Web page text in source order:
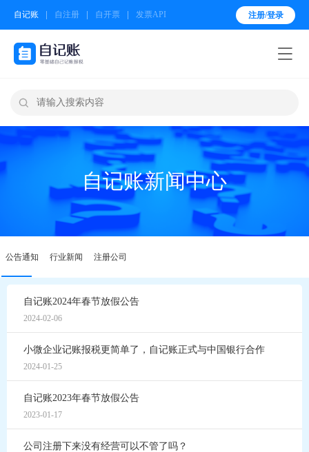
自记账 自注册 自开票 发票API 注册/登录


自记账新闻中心
公告通知 行业新闻 注册公司
自记账2024年春节放假公告
2024-02-06
小微企业记账报税更简单了，自记账正式与中国银行合作
2024-01-25
自记账2023年春节放假公告
2023-01-17
公司注册下来没有经营可以不管了吗？